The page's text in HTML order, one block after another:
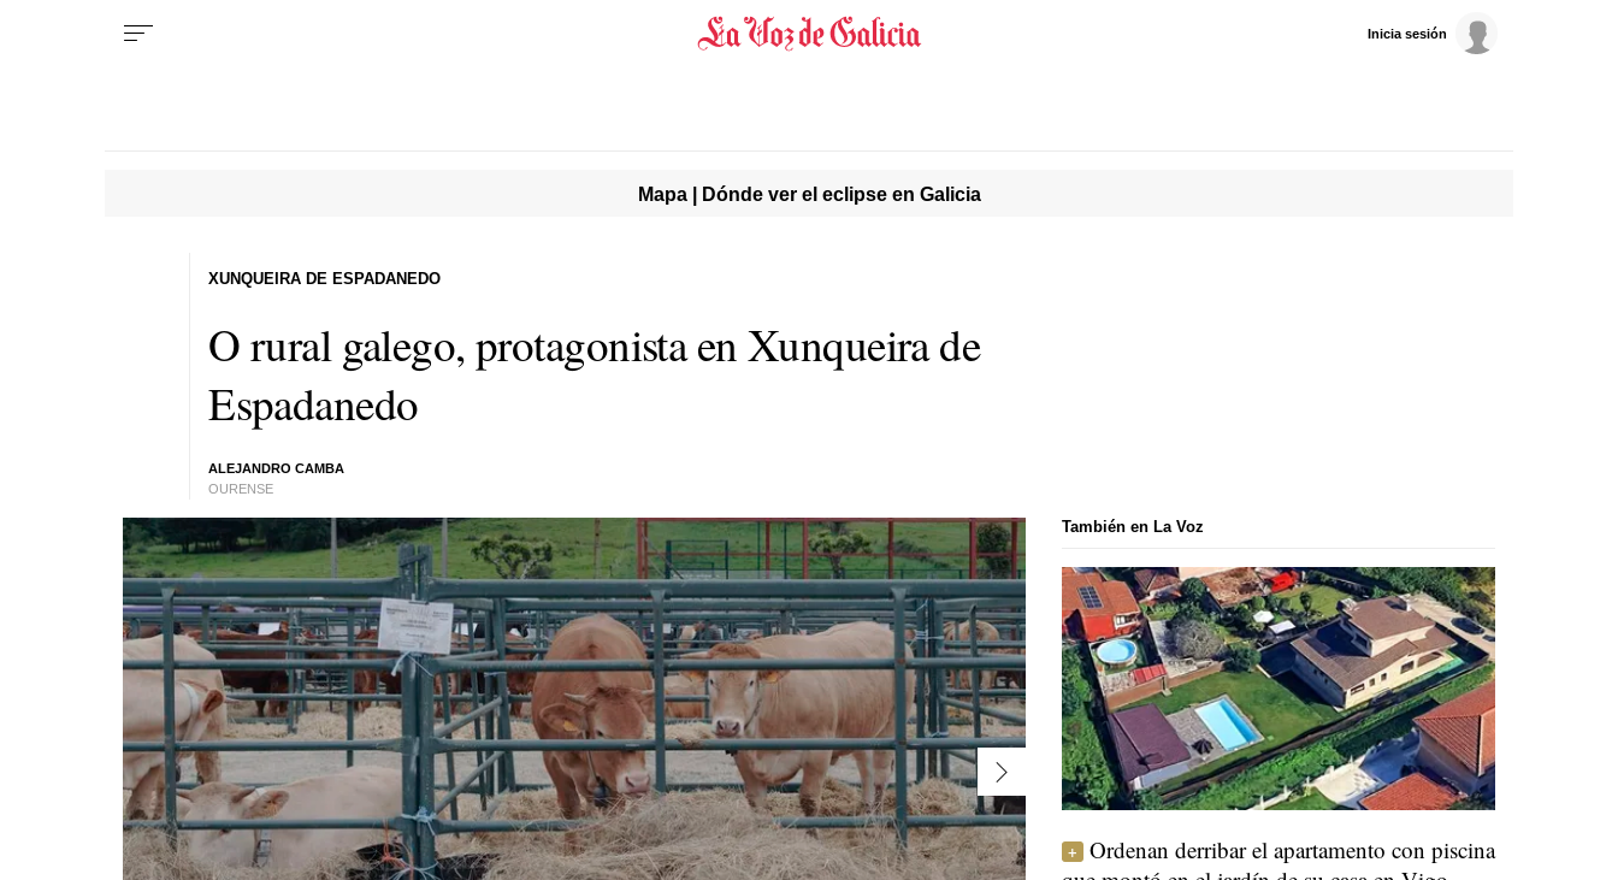
Inicia sesión
Mapa | Dónde ver el eclipse en Galicia
O rural galego, protagonista en Xunqueira de
Espadanedo
ALEJANDRO CAMBA
OURENSE
XUNQUEIRA DE ESPADANEDO
También en La Voz
Ordenan derribar el apartamento con piscina